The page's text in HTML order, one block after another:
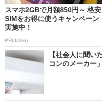
スマホ2GBで月額850円～ 格安
SIMをお得に使うキャンペーン
実施中！
PR(IIJmio)
【社会人に聞い
コンのメーカー